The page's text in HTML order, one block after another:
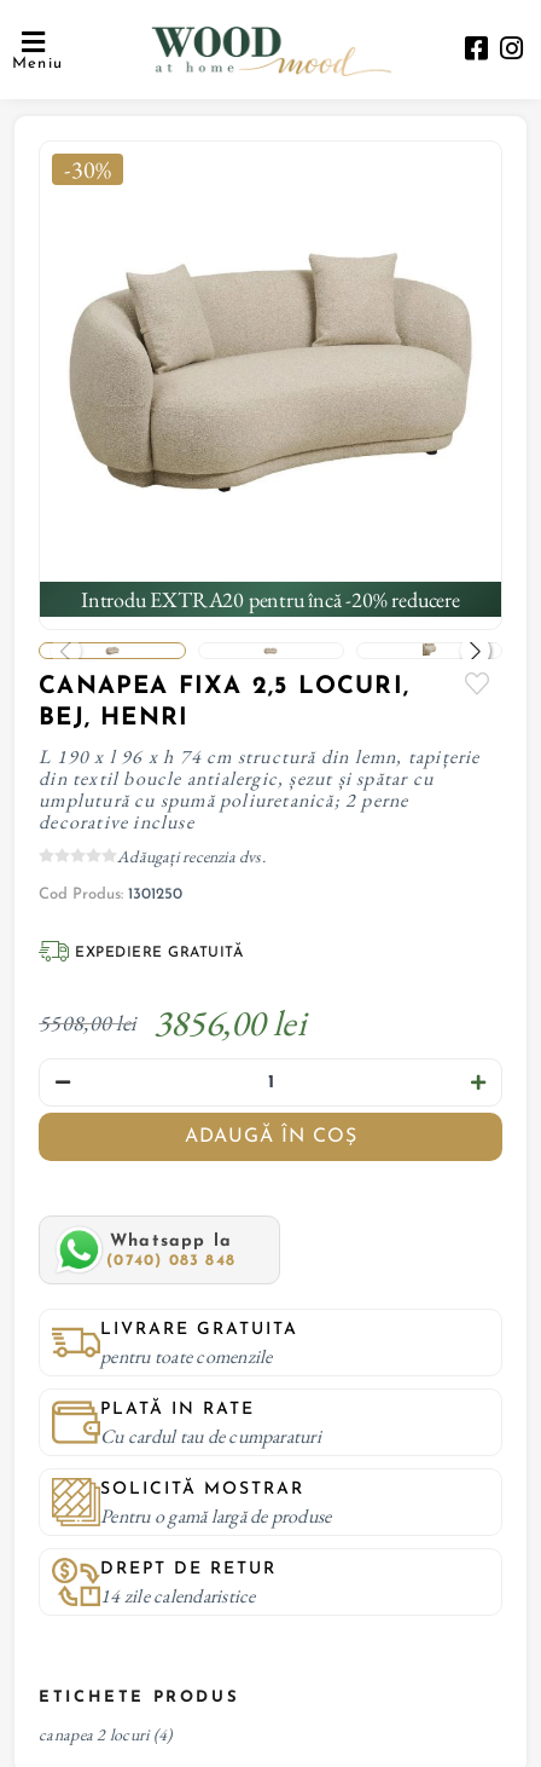
Meniu
-30%
Introdu EXTRA20 pentru încă -20% reducere
CANAPEA FIXA 2,5 LOCURI,
BEJ, HENRI
L 190 x l 96 x h 74 cm structură din lemn, tapițerie
din textil boucle antialergic, șezut și spătar cu
umplutură cu spumă poliuretanică; 2 perne
decorative incluse
Adăugați recenzia dvs.
Cod Produs: 1301250
EXPEDIERE GRATUITĂ
5508,00 lei 3856,00 lei
ADAUGĂ ÎN COȘ
Whatsapp la
(0740) 083 848
LIVRARE GRATUITA
pentru toate comenzile
PLATĂ IN RATE
Cu cardul tau de cumparaturi
SOLICITĂ MOSTRAR
Pentru o gamă largă de produse
DREPT DE RETUR
14 zile calendaristice
ETICHETE PRODUS
canapea 2 locuri (4)